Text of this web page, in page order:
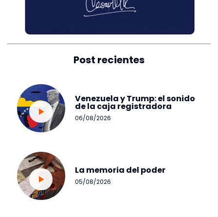
Post recientes
Venezuela y Trump: el sonido
de la caja registradora
06/08/2026
La memoria del poder
05/08/2026